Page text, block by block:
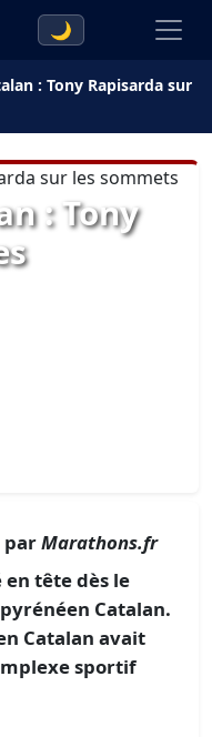
🌙
: Tony Rapisarda sur
: Tony
parMarathons.fr
en tête dès le
Catalan.
Catalan avait
sportif